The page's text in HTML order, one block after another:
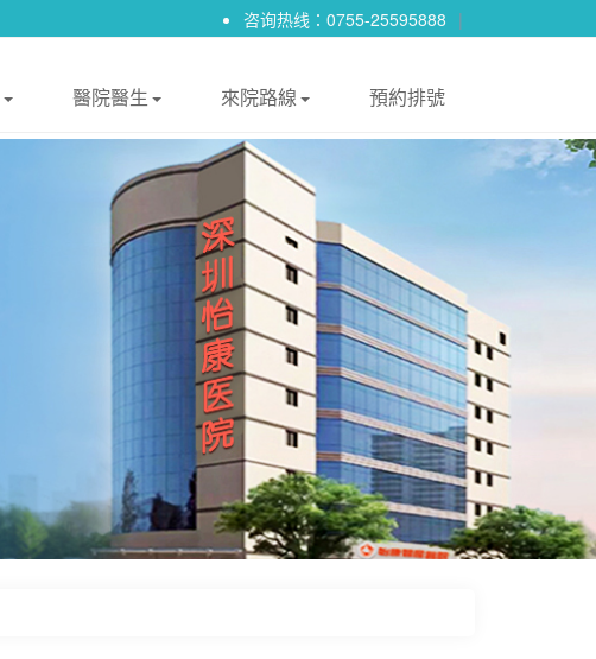
咨询热线：0755-25595888 |
醫院醫生 來院路線 預約排號